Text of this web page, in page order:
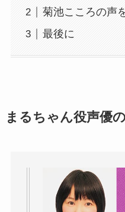
菊池こころの声
最後に
まるちゃん役声優